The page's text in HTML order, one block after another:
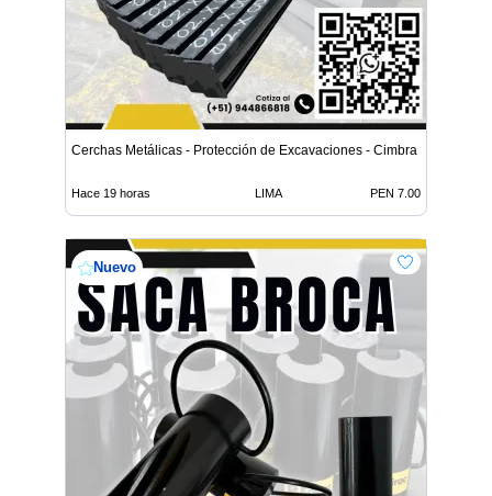
Cerchas Metálicas - Protección de Excavaciones - Cimbra
Hace 19 horas LIMA PEN 7.00
Nuevo